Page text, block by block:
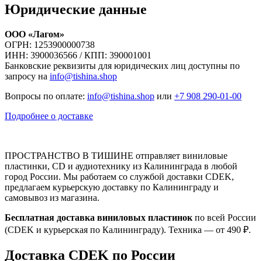
Юридические данные
ООО «Лагом»
ОГРН: 1253900000738
ИНН: 3900036566 / КПП: 390001001
Банковские реквизиты для юридических лиц доступны по
запросу на info@tishina.shop
Вопросы по оплате: info@tishina.shop или +7 908 290-01-00
Подробнее о доставке
ПРОСТРАНСТВО В ТИШИНЕ отправляет виниловые
пластинки, CD и аудиотехнику из Калининграда в любой
город России. Мы работаем со службой доставки CDEK,
предлагаем курьерскую доставку по Калининграду и
самовывоз из магазина.
Бесплатная доставка виниловых пластинок по всей России
(CDEK и курьерская по Калининграду). Техника — от 490 ₽.
Доставка CDEK по России